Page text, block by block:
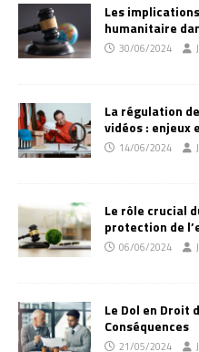
Les
humanitaire
30/06/2024
La régulation
vidéos : enjeux
14/06/2024
Le rôle crucial
protection de
06/06/2024
Le Dol en Droit
Conséquences
21/05/2024